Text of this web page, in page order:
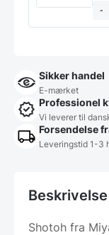
-
Sikker handel
E-mærket
Professionel
Vi leverer til
Forsendelse
Leveringstid 1-3
Beskrivelse
Shotoh fra